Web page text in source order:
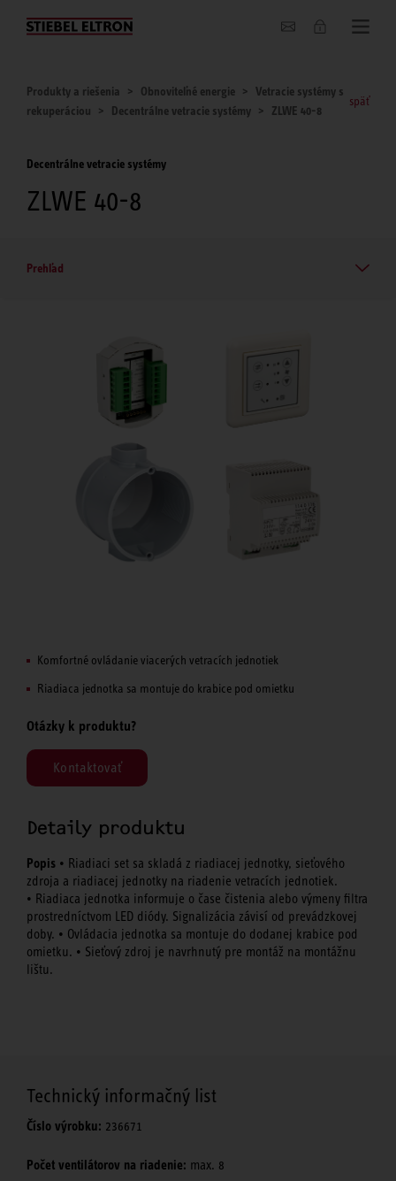
O nás
Produkty a riešenia Obnoviteľné energie
Vetracie systémy s
rekuperáciou
Decentrálne vetracie systémy ZLWE 40-8
späť
Decentrálne vetracie systémy
ZLWE 40-8
Prehľad
Komfortné ovládanie viacerých vetracích jednotiek
Riadiaca jednotka sa montuje do krabice pod omietku
Otázky k produktu?
Kontaktovať
Detaily produktu
Popis • Riadiaci set sa skladá z riadiacej jednotky, sieťového
zdroja a riadiacej jednotky na riadenie vetracích jednotiek.
• Riadiaca jednotka informuje o čase čistenia alebo výmeny filtra
prostredníctvom LED diódy. Signalizácia závisí od prevádzkovej
doby. • Ovládacia jednotka sa montuje do dodanej krabice pod
omietku. • Sieťový zdroj je navrhnutý pre montáž na montážnu
lištu.
Technický informačný list
Číslo výrobku: 236671
Počet ventilátorov na riadenie: max. 8